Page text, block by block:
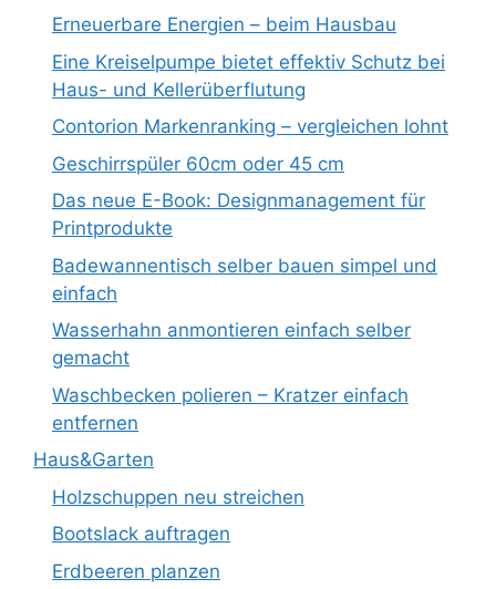
Erneuerbare Energien – beim Hausbau
Eine Kreiselpumpe bietet effektiv Schutz bei
Haus- und Kellerüberflutung
Contorion Markenranking – vergleichen lohnt
Geschirrspüler 60cm oder 45 cm
Das neue E-Book: Designmanagement für
Printprodukte
Badewannentisch selber bauen simpel und
einfach
Wasserhahn anmontieren einfach selber
gemacht
Waschbecken polieren – Kratzer einfach
entfernen
Haus&Garten
Holzschuppen neu streichen
Bootslack auftragen
Erdbeeren planzen